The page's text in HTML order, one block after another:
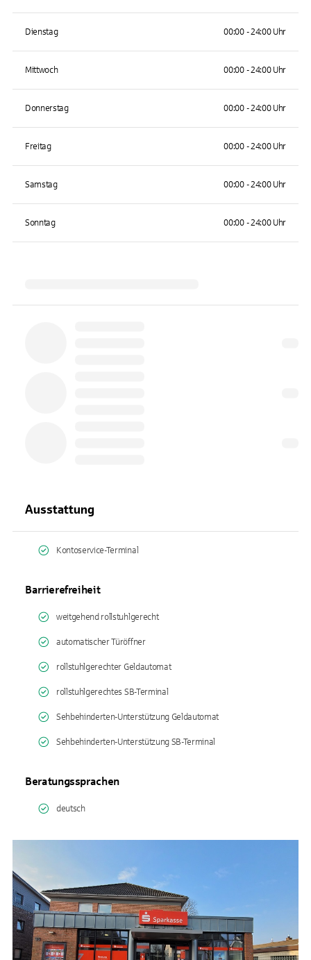
Dienstag 00:00 - 24:00 Uhr
Mittwoch 00:00 - 24:00 Uhr
Donnerstag 00:00 - 24:00 Uhr
Freitag 00:00 - 24:00 Uhr
Samstag 00:00 - 24:00 Uhr
Sonntag 00:00 - 24:00 Uhr
Ausstattung
Kontoservice-Terminal
Barrierefreiheit
weitgehend rollstuhlgerecht
automatischer Türöffner
rollstuhlgerechter Geldautomat
rollstuhlgerechtes SB-Terminal
Sehbehinderten-Unterstützung Geldautomat
Sehbehinderten-Unterstützung SB-Terminal
Beratungssprachen
deutsch